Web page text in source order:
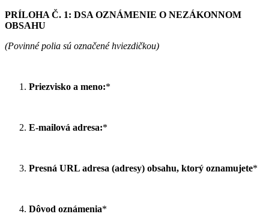
PRÍLOHA Č. 1: DSA OZNÁMENIE O NEZÁKONNOM
OBSAHU
(Povinné polia sú označené hviezdičkou)
Priezvisko a meno:*
E-mailová adresa:*
Presná URL adresa (adresy) obsahu, ktorý oznamujete*
Dôvod oznámenia*